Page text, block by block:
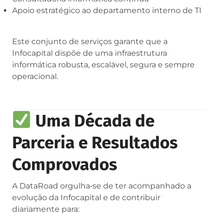
Apoio estratégico ao departamento interno de TI
Este conjunto de serviços garante que a
Infocapital dispõe de uma infraestrutura
informática robusta, escalável, segura e sempre
operacional.
Uma Década de
Parceria e Resultados
Comprovados
A DataRoad orgulha‑se de ter acompanhado a
evolução da Infocapital e de contribuir
diariamente para: